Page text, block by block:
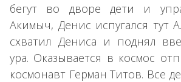
бегут во дворе дети и
Акимыч, Денис испугался тут
схватил Дениса и поднял
ура. Оказывается в космос
космонавт Герман Титов. Все